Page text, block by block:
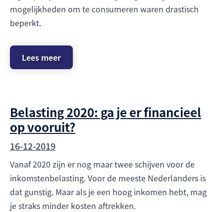
mogelijkheden om te consumeren waren drastisch
beperkt.
Lees meer
Belasting 2020: ga je er financieel
op vooruit?
16-12-2019
Vanaf 2020 zijn er nog maar twee schijven voor de
inkomstenbelasting. Voor de meeste Nederlanders is
dat gunstig. Maar als je een hoog inkomen hebt, mag
je straks minder kosten aftrekken.